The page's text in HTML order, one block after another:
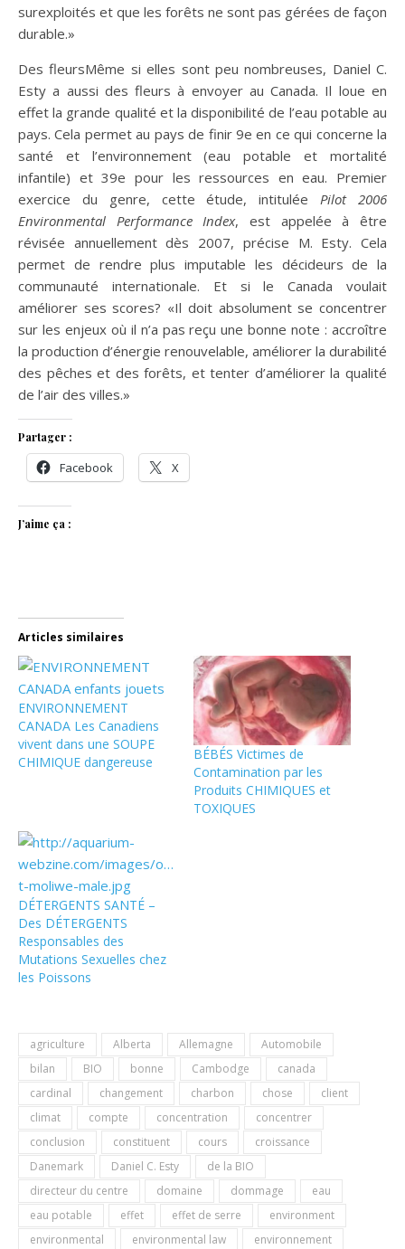
surexploités et que les forêts ne sont pas gérées de façon
durable.»
Des fleursMême si elles sont peu nombreuses, Daniel C.
Esty a aussi des fleurs à envoyer au Canada. Il loue en
effet la grande qualité et la disponibilité de l’eau potable au
pays. Cela permet au pays de finir 9e en ce qui concerne la
santé et l’environnement (eau potable et mortalité
infantile) et 39e pour les ressources en eau. Premier
exercice du genre, cette étude, intituléePilot 2006
Environmental Performance Index, est appelée à être
révisée annuellement dès 2007, précise M. Esty. Cela
permet de rendre plus imputable les décideurs de la
communauté internationale. Et si le Canada voulait
améliorer ses scores? «Il doit absolument se concentrer
sur les enjeux où il n’a pas reçu une bonne note : accroître
la production d’énergie renouvelable, améliorer la durabilité
des pêches et des forêts, et tenter d’améliorer la qualité
de l’air des villes.»
Partager :
Facebook X
J’aime ça :
Articles similaires
ENVIRONNEMENT
CANADA Les Canadiens
vivent dans une SOUPE
CHIMIQUE dangereuse
BÉBÉS Victimes de
Contamination par les
Produits CHIMIQUES et
TOXIQUES
DÉTERGENTS SANTÉ –
Des DÉTERGENTS
Responsables des
Mutations Sexuelles chez
les Poissons
agriculture Alberta Allemagne
Automobile
bilan
BIO bonne Cambodge
canada
cardinal
changement charbon chose
client
climat
compte concentration
concentrer
conclusion
constituent cours
croissance
Danemark
Daniel C. Esty
de la BIO
directeur du centre
domaine dommage
eau
eau potable
effet effet de serre
environment
environmental
environmental law
environnement